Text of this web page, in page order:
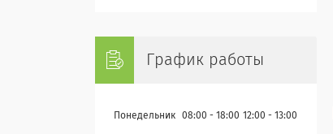
График работы
Понедельник 08:00 18:00 12:00 13:00